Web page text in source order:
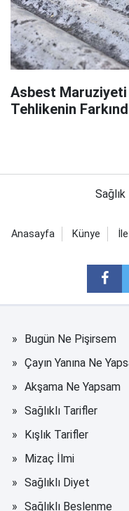
Asbest
Tehlikenin
Anasayfa Künye
Bugün Ne Pişirsem
Çayın Yanına Ne
Akşama Ne Yapsam
Sağlıklı Tarifler
Kışlık Tarifler
Mizaç İlmi
Sağlıklı Diyet
Sağlıklı Beslenme